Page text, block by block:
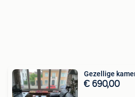
Gezellige
€ 690,00